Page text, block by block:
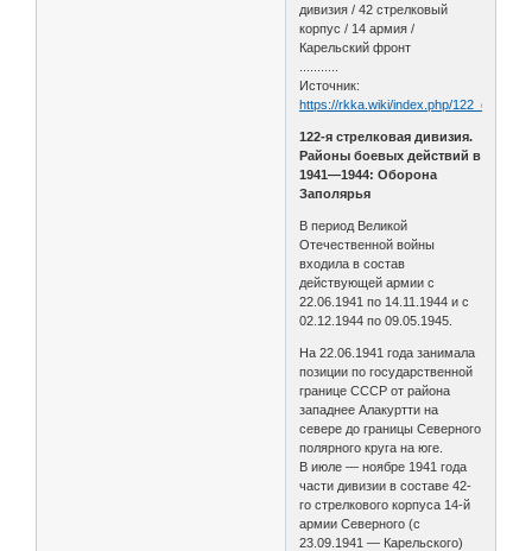
дивизия / 42 стрелковый
корпус / 14 армия /
Карельский фронт
Источник:
https://rkka.wiki/index.php/
122-я стрелковая дивизия.
Районы боевых действий в
1941—1944: Оборона
Заполярья
В период Великой
Отечественной войны
входила в состав
действующей армии с
22.06.1941 по 14.11.1944 и с
02.12.1944 по 09.05.1945.
На 22.06.1941 года занимала
позиции по государственной
границе СССР от района
западнее Алакуртти на
севере до границы Северного
полярного круга на юге.
В июле — ноябре 1941 года
части дивизии в составе 42-
го стрелкового корпуса 14-й
армии Северного (с
23.09.1941 — Карельского)